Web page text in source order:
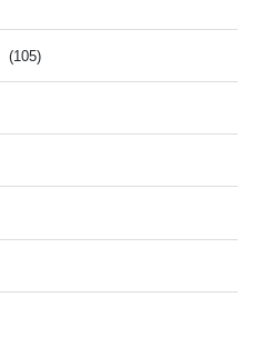
(105)